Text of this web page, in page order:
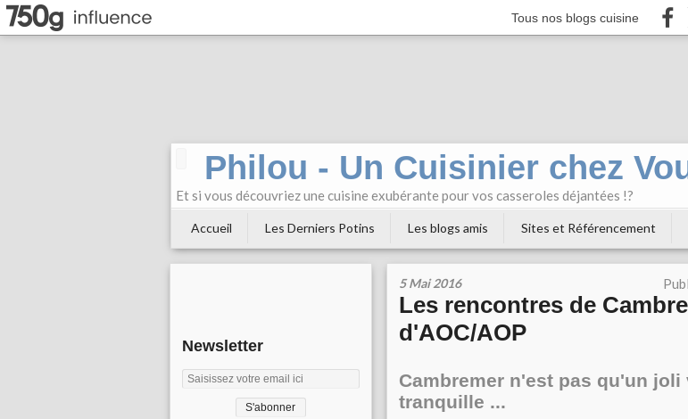
Tous nos blogs cuisine
Philou - Un Cuisinier chez
Et si vous découvriez une cuisine exubérante pour vos casseroles déjantées !?
Accueil Les Derniers Potins Les blogs amis Sites et Référencement
Newsletter
5 Mai 2016
Les rencontres de
d'AOC/AOP
Cambremer n'est pas qu'un
tranquille ...